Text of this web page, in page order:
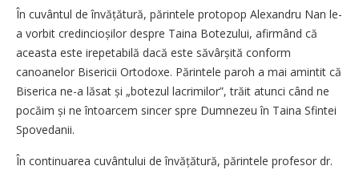
În cuvântul de învățătură, părintele protopop Alexandru Nan le-
a vorbit credincioșilor despre Taina Botezului, afirmând că
aceasta este irepetabilă dacă este săvârșită conform
canoanelor Bisericii Ortodoxe. Părintele paroh a mai amintit că
Biserica ne-a lăsat și „botezul lacrimilor”, trăit atunci când ne
pocăim și ne întoarcem sincer spre Dumnezeu în Taina Sfintei
Spovedanii.
În continuarea cuvântului de învățătură, părintele profesor dr.